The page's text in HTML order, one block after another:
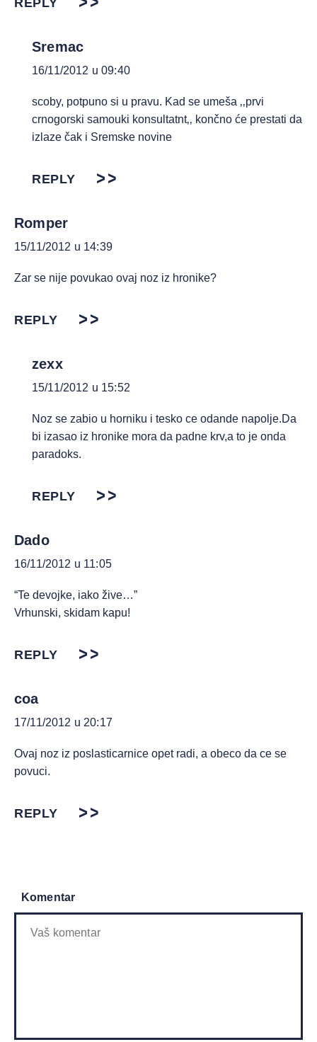
REPLY
Sremac
16/11/2012 u 09:40
scoby, potpuno si u pravu. Kad se umeša ‚‚prvi
crnogorski samouki konsultatnt‚‚ končno će prestati da
izlaze čak i Sremske novine
REPLY
Romper
15/11/2012 u 14:39
Zar se nije povukao ovaj noz iz hronike?
REPLY
zexx
15/11/2012 u 15:52
Noz se zabio u horniku i tesko ce odande napolje.Da
bi izasao iz hronike mora da padne krv,a to je onda
paradoks.
REPLY
Dado
16/11/2012 u 11:05
“Te devojke, iako žive…”
Vrhunski, skidam kapu!
REPLY
coa
17/11/2012 u 20:17
Ovaj noz iz poslasticarnice opet radi, a obeco da ce se
povuci.
REPLY
Komentar